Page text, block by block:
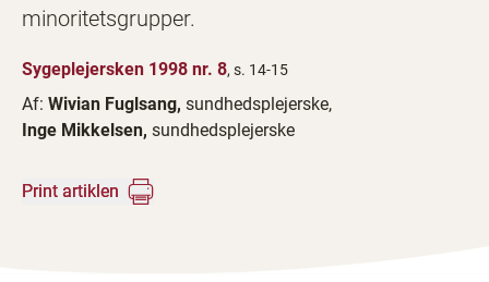
minoritetsgrupper.
Sygeplejersken 1998 nr. 8, s. 14-15
Af: Wivian Fuglsang, sundhedsplejerske,
Inge Mikkelsen, sundhedsplejerske
Print artiklen